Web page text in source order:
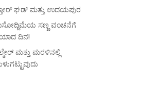
ಘಡ್ ಮತ್ತು ಉದಯಪುರ
ಸಣ್ಣ ವಂಚನೆಗೆ
ದಿನ!
ಮತ್ತು ಮರಳಿನಲ್ಲಿ